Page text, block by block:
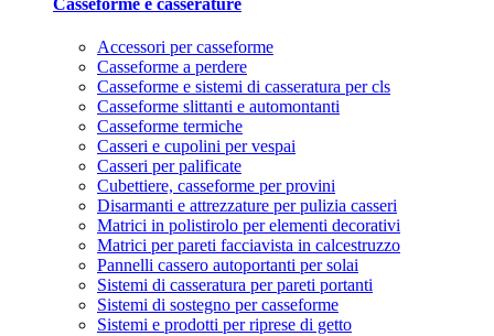
Casseforme e casserature
Accessori per casseforme
Casseforme a perdere
Casseforme e sistemi di casseratura per cls
Casseforme slittanti e automontanti
Casseforme termiche
Casseri e cupolini per vespai
Casseri per palificate
Cubettiere, casseforme per provini
Disarmanti e attrezzature per pulizia casseri
Matrici in polistirolo per elementi decorativi
Matrici per pareti facciavista in calcestruzzo
Pannelli cassero autoportanti per solai
Sistemi di casseratura per pareti portanti
Sistemi di sostegno per casseforme
Sistemi e prodotti per riprese di getto